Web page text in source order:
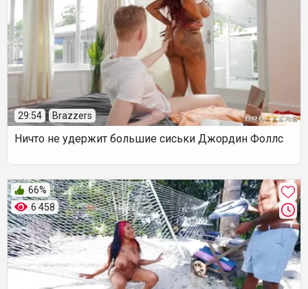
29:54 Brazzers
Ничто не удержит большие сиськи Джордин Фоллс
6 458
66%